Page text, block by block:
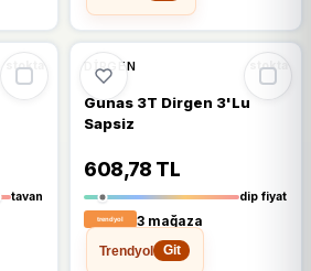
stokta
tavan
%7
DIRGEN stokta
Gunas 3T Dirgen 3'Lu
Sapsiz
608,78 TL
dip fiyat
3 mağaza
Trendyol
Git